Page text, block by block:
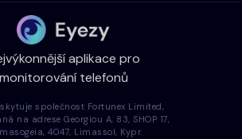
aplikace pro
monitorování telefonů
společnost Fortunex Limited,
na adrese Georgiou A, 83, SHOP 17,
4047, Limassol, Kypr.